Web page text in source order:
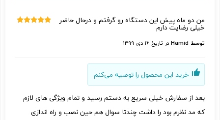
من دو ماه پیش این دستگاه رو گرفتم و درحال حاضر
خیلی رضایت دارم
توسط Hamid در تاریخ 16 دی 1399
خرید این محصول را توصیه می‌کنم
بعد از سفارش خیلی سریع به دستم رسید و تمام ویژگی های لازم
که مد نظرم بود را داشت چندتا سوال هم حین نصب و راه اندازی